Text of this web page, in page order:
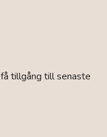
tillgång till senaste